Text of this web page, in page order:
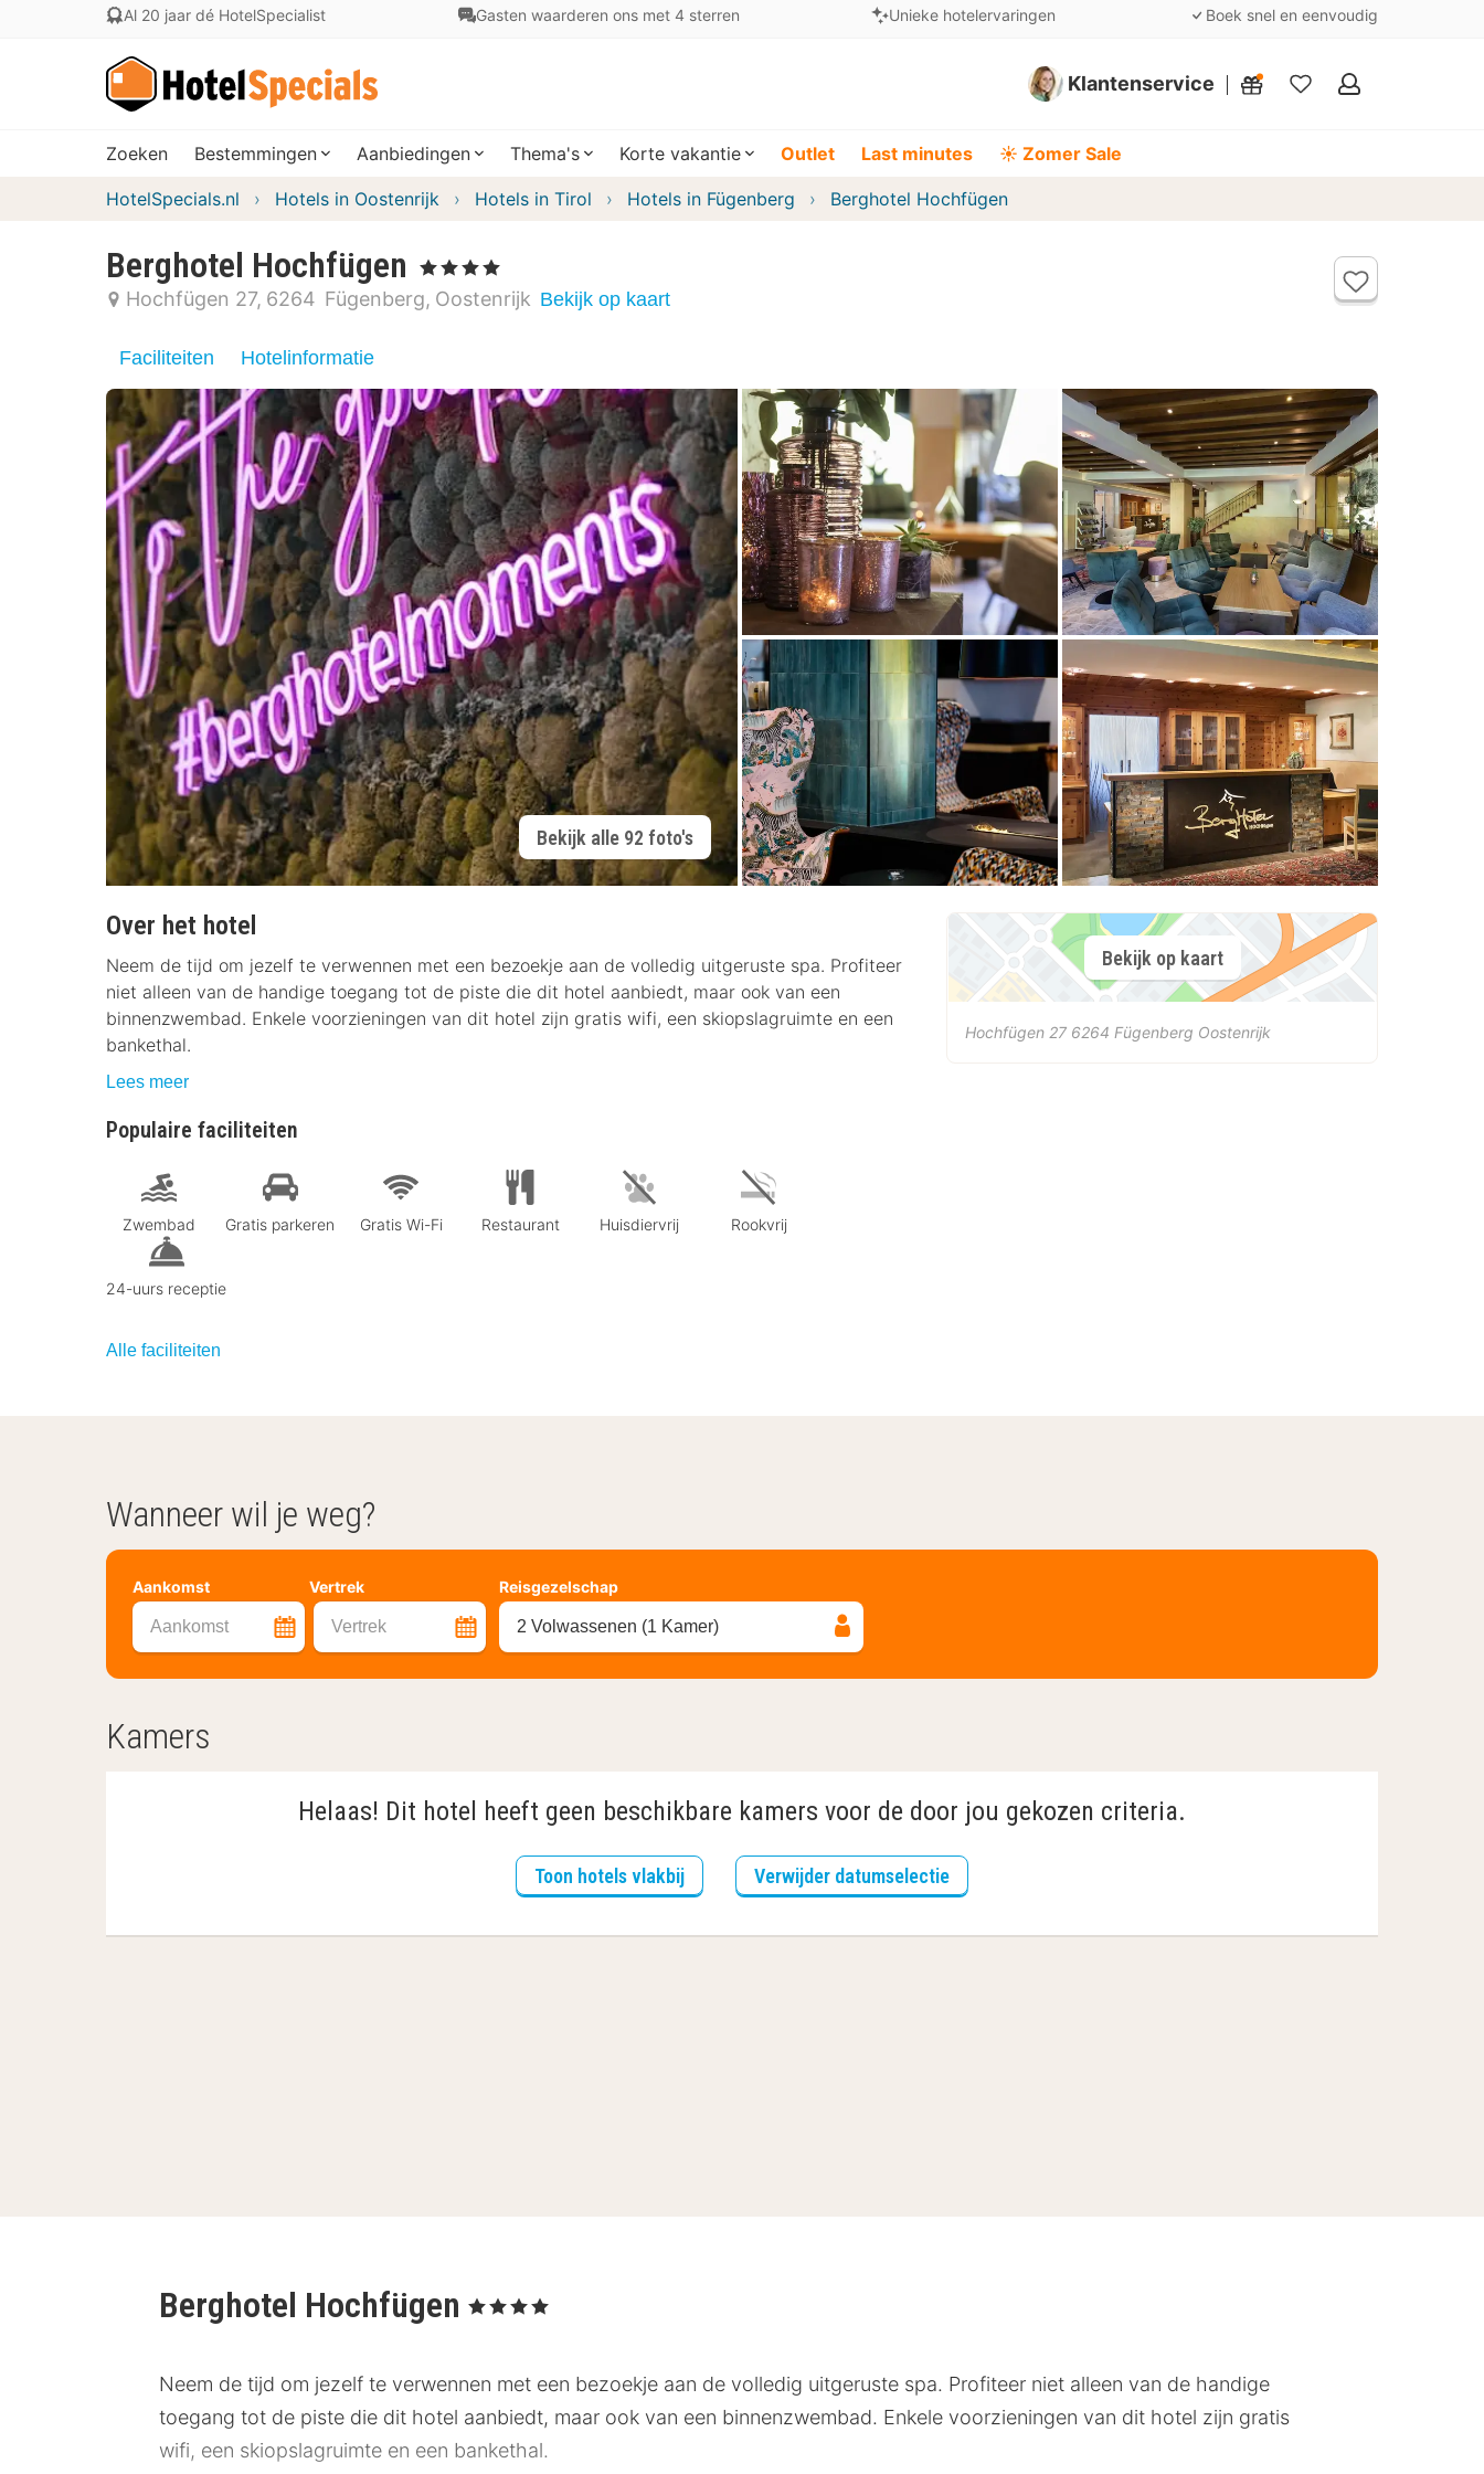
Al 20 jaar dé HotelSpecialist Gasten waarderen ons met 4 sterren Unieke hotelervaringen Boek snel en eenvoudig
Klantenservice
Mijn
Zoeken Bestemmingen Aanbiedingen Thema's Korte vakantie Outlet Last minutes ☀️ Zomer Sale
HotelSpecials.nl Hotels in Oostenrijk Hotels in Tirol Hotels in Fügenberg Berghotel Hochfügen
Berghotel Hochfügen , 4 Sterren
Hochfügen 27 6264 Fügenberg Oostenrijk Bekijk op kaart
Faciliteiten Hotelinformatie
Bekijk alle 92 foto's
Over het hotel
Neem de tijd om jezelf te verwennen met een bezoekje aan de volledig uitgeruste spa. Profiteer
niet alleen van de handige toegang tot de piste die dit hotel aanbiedt, maar ook van een
binnenzwembad. Enkele voorzieningen van dit hotel zijn gratis wifi, een skiopslagruimte en een
bankethal.
Lees meer
Populaire faciliteiten
Zwembad Gratis parkeren Gratis Wi-Fi Restaurant Huisdiervrij Rookvrij
24-uurs receptie
Alle faciliteiten
Bekijk op kaart
Hochfügen 27 6264 Fügenberg Oostenrijk
Wanneer wil je weg?
Aankomst Vertrek
Aankomst Vertrek
Reisgezelschap
2 Volwassenen (1 Kamer)
Kamers
Helaas! Dit hotel heeft geen beschikbare kamers voor de door jou gekozen criteria.
Toon hotels vlakbij Verwijder datumselectie
Berghotel Hochfügen , 4 Sterren
Neem de tijd om jezelf te verwennen met een bezoekje aan de volledig uitgeruste spa. Profiteer niet alleen van de handige
toegang tot de piste die dit hotel aanbiedt, maar ook van een binnenzwembad. Enkele voorzieningen van dit hotel zijn gratis
wifi, een skiopslagruimte en een bankethal.